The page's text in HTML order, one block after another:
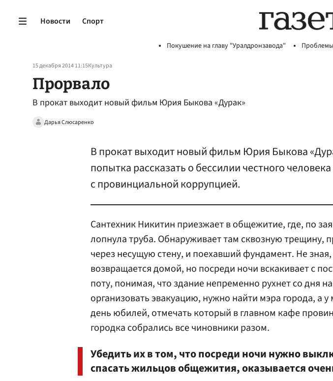
Новости Спорт
Покушение на главу "Уралдронзавода"
15 декабря 2014 11:15Культура
Прорвало
В прокат выходит новый фильм Юрия Быкова «Дурак»
Дарья Слюсаренко
В прокат выходит новый фильм Юрия Быкова
попытка рассказать о бессилии честного
с провинциальной коррупцией.
Сантехник Никитин приезжает в общежитие, где, по
лопнула труба. Обнаруживает там сквозную трещину,
через несущую стену, и поехавший фундамент. Не
возвращается домой, но посреди ночи вскакивает с
поту, понимая, что здание непременно рухнет со дня
организовать эвакуацию, нужно найти мэра города, а
день юбилей, отмечать который в главном кафе
городка собрались все чиновники разом.
Убедить их в том, что посреди ночи нужно
спасать жильцов общежития, оказывается